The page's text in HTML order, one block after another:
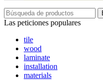
Las peticiones populares
tile
wood
laminate
installation
materials